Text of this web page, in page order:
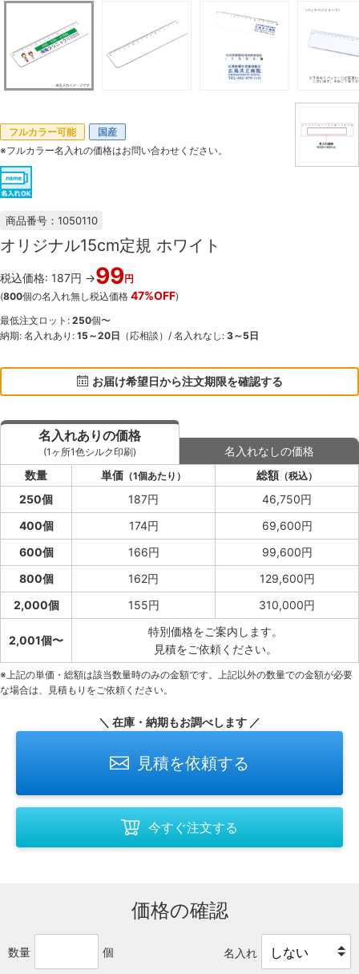
フルカラー可能
国産
※フルカラー名入れの価格はお問い合わせください。
商品番号：1050110
オリジナル15cm定規 ホワイト
税込価格: 187円 →99円
(800個の名入れ無し税込価格 47%OFF)
最低注文ロット: 250個〜
納期: 名入れあり: 15～20日 （応相談）/ 名入れなし: 3～5日
お届け希望日から注文期限を確認する
名入れありの価格
(1ヶ所1色シルク印刷)
名入れなしの価格
数量
単価 （1個あたり） 総額 （税込）
250個 187円
46,750円
400個
174円
69,600円
600個
166円
99,600円
800個
162円
129,600円
2,000個
155円 310,000円
2,001個〜
特別価格をご案内します。
見積をご依頼ください。
※上記の単価・総額は該当数量時のみの金額です。上記以外の数量での金額が必要
な場合は、見積もりをご依頼ください。
＼ 在庫・納期もお調べします ／
見積を依頼する
今すぐ注文する
価格の確認
数量 個 名入れ